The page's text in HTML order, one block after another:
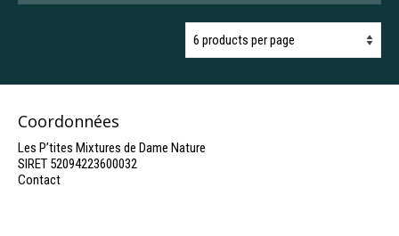
Coordonnées
Les P’tites Mixtures de Dame Nature
SIRET 52094223600032
Contact